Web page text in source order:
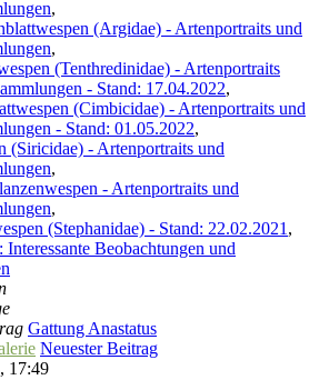
,
(Argidae) - Artenportraits und
,
(Tenthredinidae) - Artenportraits
- Stand: 17.04.2022,
(Cimbicidae) - Artenportraits und
- Stand: 01.05.2022,
(Siricidae) - Artenportraits und
,
- Artenportraits und
,
(Stephanidae) - Stand: 22.02.2021 ,
Beobachtungen und
Gattung Anastatus
Neuester Beitrag
17:49